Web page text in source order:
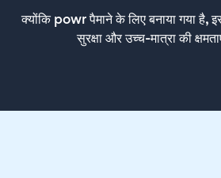
क्योंकि powr पैमाने के लिए बनाया गया है,
सुरक्षा और उच्च-मात्रा की